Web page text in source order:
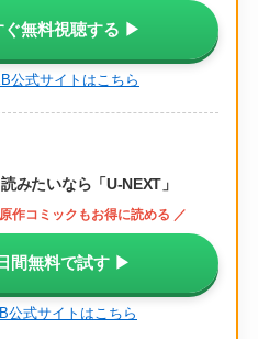
ぐ無料視聴する ▶
公式サイトはこちら
みたいなら「U-NEXT」
作コミックもお得に読める ／
間無料で試す ▶
公式サイトはこちら